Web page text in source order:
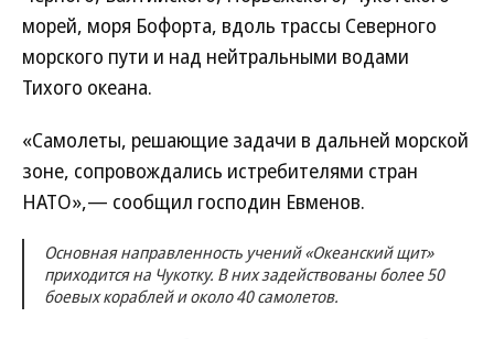
морей, моря Бофорта, вдоль трассы Северного
морского пути и над нейтральными водами
Тихого океана.
«Самолеты, решающие задачи в дальней морской
зоне, сопровождались истребителями стран
НАТО»,— сообщил господин Евменов.
Основная направленность учений «Океанский щит»
приходится на Чукотку. В них задействованы более 50
боевых кораблей и около 40 самолетов.